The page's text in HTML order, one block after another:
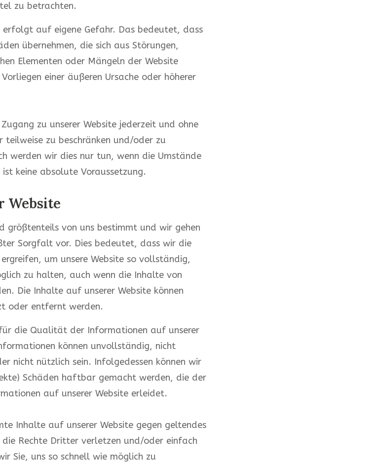
zu betrachten.
erfolgt auf eigene Gefahr. Das bedeutet, dass
übernehmen, die sich aus Störungen,
Elementen oder Mängeln der Website
einer äußeren Ursache oder höherer
zu unserer Website jederzeit und ohne
teilweise zu beschränken und/oder zu
werden wir dies nur tun, wenn die Umstände
keine absolute Voraussetzung.
Website
größtenteils von uns bestimmt und wir gehen
Sorgfalt vor. Dies bedeutet, dass wir die
um unsere Website so vollständig,
zu halten, auch wenn die Inhalte von
Die Inhalte auf unserer Website können
oder entfernt werden.
die Qualität der Informationen auf unserer
können unvollständig, nicht
nicht nützlich sein. Infolgedessen können wir
Schäden haftbar gemacht werden, die der
auf unserer Website erleidet.
Inhalte auf unserer Website gegen geltendes
Rechte Dritter verletzen und/oder einfach
Sie, uns so schnell wie möglich zu